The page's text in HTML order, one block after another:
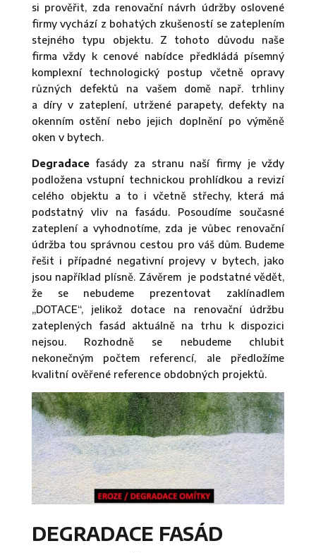
si prověřit, zda renovační návrh údržby oslovené
firmy vychází z bohatých zkušeností se zateplením
stejného typu objektu. Z tohoto důvodu naše
firma vždy k cenové nabídce předkládá písemný
komplexní technologický postup včetně opravy
různých defektů na vašem domě např. trhliny
a díry v zateplení, utržené parapety, defekty na
okenním ostění nebo jejich doplnění po výměně
oken v bytech.
Degradacefasády za stranu naší firmy je vždy
podložena vstupní technickou prohlídkou a revizí
celého objektu a to i včetně střechy, která má
podstatný vliv na fasádu. Posoudíme současné
zateplení a vyhodnotíme, zda je vůbec renovační
údržba tou správnou cestou pro váš dům. Budeme
řešit i případné negativní projevy v bytech, jako
jsou například plísně. Závěrem je podstatné vědět,
že se nebudeme prezentovat zaklínadlem
„DOTACE“, jelikož dotace na renovační údržbu
zateplených fasád aktuálně na trhu k dispozici
nejsou. Rozhodně se nebudeme chlubit
nekonečným počtem referencí, ale předložíme
kvalitní ověřené reference obdobných projektů.
DEGRADACE FASÁD